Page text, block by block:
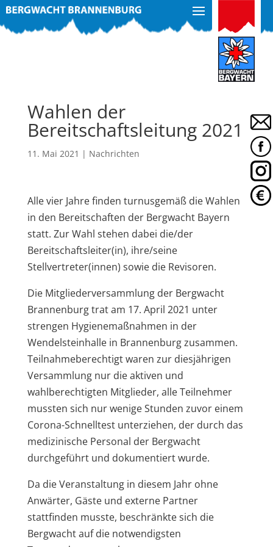
Wahlen der
Bereitschaftsleitung 2021
11. Mai 2021 | Nachrichten
Alle vier Jahre finden turnusgemäß die Wahlen
in den Bereitschaften der Bergwacht Bayern
statt. Zur Wahl stehen dabei die/der
Bereitschaftsleiter(in), ihre/seine
Stellvertreter(innen) sowie die Revisoren.
Die Mitgliederversammlung der Bergwacht
Brannenburg trat am 17. April 2021 unter
strengen Hygienemaßnahmen in der
Wendelsteinhalle in Brannenburg zusammen.
Teilnahmeberechtigt waren zur diesjährigen
Versammlung nur die aktiven und
wahlberechtigten Mitglieder, alle Teilnehmer
mussten sich nur wenige Stunden zuvor einem
Corona-Schnelltest unterziehen, der durch das
medizinische Personal der Bergwacht
durchgeführt und dokumentiert wurde.
Da die Veranstaltung in diesem Jahr ohne
Anwärter, Gäste und externe Partner
stattfinden musste, beschränkte sich die
Bergwacht auf die notwendigsten